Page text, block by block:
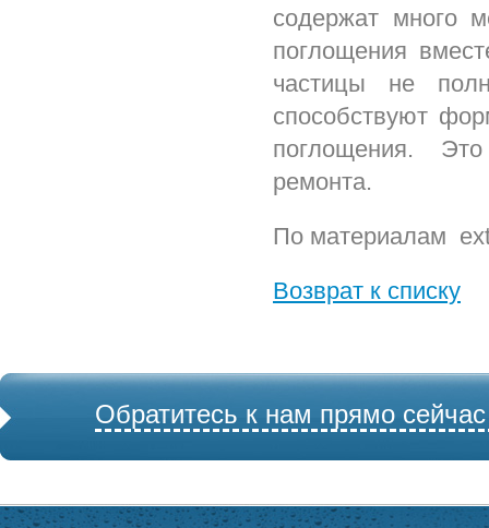
содержат много
поглощения
частицы не
способствуют
поглощения.
ремонта.
По материалам
Возврат к списку
Обратитесь к нам прямо